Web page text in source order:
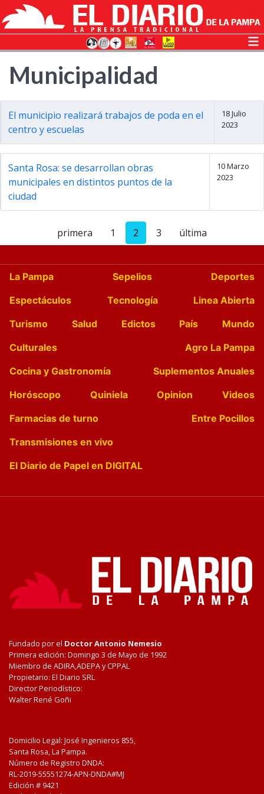
Municipalidad
El municipio realizará trabajos de poda en el
centro y escuelas
18 Julio
2023
Santa Rosa: se desarrollan obras
municipales en distintos puntos de la
ciudad
10 Marzo
2023
primera 1 2 3 última
La Pampa Sepelios
Deportes
Espectáculos
Tecnología
Linea Abierta
Turismo
Salud Edictos País
Mundo
Culturales
Agro La Pampa
Cocina y Gastronomía
Suplementos Anuales
Horóscopo
Quiniela Opinion
Videos
Farmacias de turno
Entre Pocillos
Transmisiones en vivo
El Diario de Papel en DIGITAL
Fundado por el Doctor Antonio Nemesio
Primera edición: Domingo 3 de Mayo de 1992
Miembro de ADIRA,ADEPA y CPPAL
Propietario: El Diario SRL
Director Periodístico:
Walter René Goñi
Domicilio Legal: José Ingenieros 855,
Santa Rosa, La Pampa.
Número de Registro DNDA:
RL-2019-55551274-APN-DNDA#MJ
Edición # 9421